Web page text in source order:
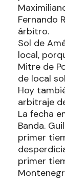
Fernando
árbitro.
Sol de
local,
Mitre de
de local
Hoy
arbitraje
La fecha
Banda.
primer
primer